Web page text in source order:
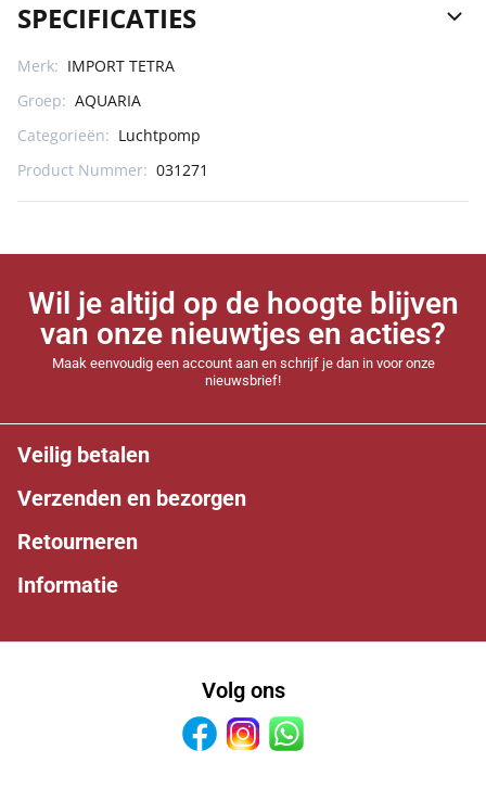
SPECIFICATIES
Merk: IMPORT TETRA
Groep: AQUARIA
Categorieën: Luchtpomp
Product Nummer: 031271
Wil je altijd op de hoogte blijven
van onze nieuwtjes en acties?
Maak eenvoudig een account aan en schrijf je dan in voor onze
nieuwsbrief!
Veilig betalen
Verzenden en bezorgen
Retourneren
Informatie
Volg ons
FacebookInstagram